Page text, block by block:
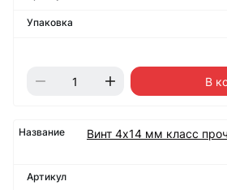
В
Винт 4х14 мм класс